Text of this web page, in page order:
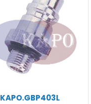
KAPO.GBP403L